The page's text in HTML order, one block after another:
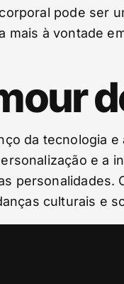
pode ser
à vontade
da tecnologia
e a
personalidades.
culturais e